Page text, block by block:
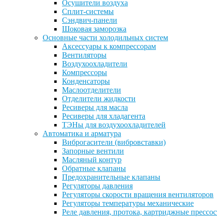
Осушители воздуха
Сплит-системы
Сэндвич-панели
Шоковая заморозка
Основные части холодильных систем
Аксессуары к компрессорам
Вентиляторы
Воздухоохладители
Компрессоры
Конденсаторы
Маслоотделители
Отделители жидкости
Ресиверы для масла
Ресиверы для хладагента
ТЭНы для воздухоохладителей
Автоматика и арматура
Виброгасители (вибровставки)
Запорные вентили
Масляный контур
Обратные клапаны
Предохранительные клапаны
Регуляторы давления
Регуляторы скорости вращения вентиляторов
Регуляторы температуры механические
Реле давления, протока, картриджные